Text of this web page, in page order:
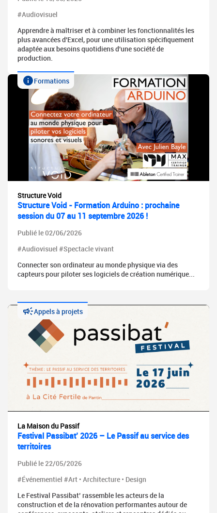
#Audiovisuel
Apprendre à maîtriser et à combiner les fonctionnalités les
plus avancées d'Excel, pour une utilisation spécifiquement
adaptée aux besoins quotidiens d'une société de
production.
Formations
Structure Void
Structure Void - Formation Arduino : prochaine
session du 07 au 11 septembre 2026 !
Publié le 02/06/2026
#Audiovisuel #Spectacle vivant
Connecter son ordinateur au monde physique via des
capteurs pour piloter ses logiciels de création numérique...
Appels à projets
La Maison du Passif
Festival Passibat’ 2026 – Le Passif au service des
territoires
Publié le 22/05/2026
#Événementiel #Art • Architecture • Design
Le Festival Passibat’ rassemble les acteurs de la
construction et de la rénovation performantes autour de